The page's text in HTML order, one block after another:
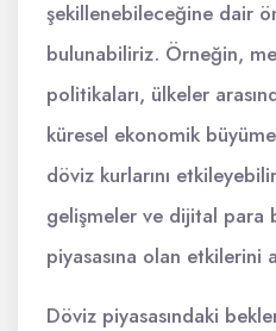
şekillenebileceğine dair
bulunabiliriz. Örneğin,
politikaları, ülkeler
küresel ekonomik
döviz kurlarını
gelişmeler ve dijital para
piyasasına olan etkilerini
Döviz piyasasındaki